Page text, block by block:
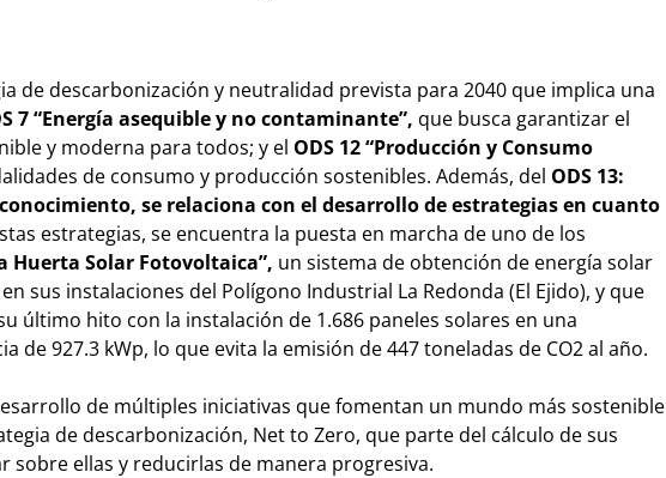
de descarbonización y neutralidad prevista para 2040 que implica una
7 “Energía asequible y no contaminante”, que busca garantizar el
y moderna para todos; y el ODS 12 “Producción y Consumo
de consumo y producción sostenibles. Además, del ODS 13:
se relaciona con el desarrollo de estrategias en cuanto
estrategias, se encuentra la puesta en marcha de uno de los
Huerta Solar Fotovoltaica”, un sistema de obtención de energía solar
sus instalaciones del Polígono Industrial La Redonda (El Ejido), y que
último hito con la instalación de 1.686 paneles solares en una
de 927.3 kWp, lo que evita la emisión de 447 toneladas de CO2 al año.
de múltiples iniciativas que fomentan un mundo más sostenible
de descarbonización, Net to Zero, que parte del cálculo de sus
ellas y reducirlas de manera progresiva.